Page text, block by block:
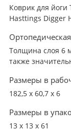
Коврик для йоги
Hasttings Digger
Толщина слоя 6
также
Размеры в
182,5 х 60,7 х 6
Размеры в
13 х 13 х 61